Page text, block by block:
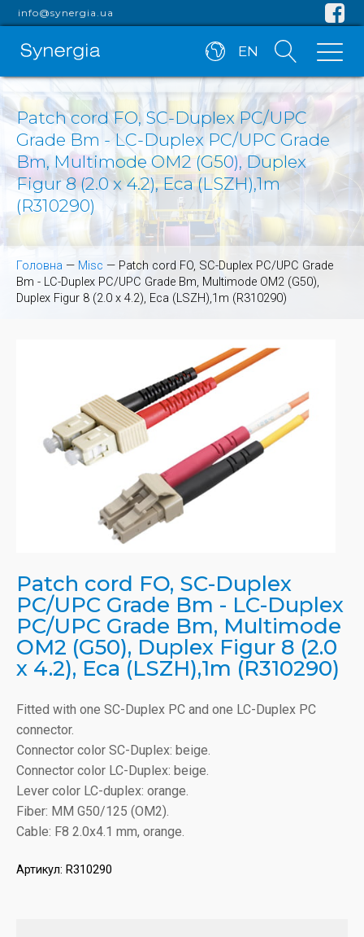
info@synergia.ua
EN
Patch cord FO, SC-Duplex PC/UPC
Grade Bm - LC-Duplex PC/UPC Grade
Bm, Multimode OM2 (G50), Duplex
Figur 8 (2.0 x 4.2), Eca (LSZH),1m
(R310290)
Головна — Misc — Patch cord FO, SC-Duplex PC/UPC Grade
Bm - LC-Duplex PC/UPC Grade Bm, Multimode OM2 (G50),
Duplex Figur 8 (2.0 x 4.2), Eca (LSZH),1m (R310290)
Patch cord FO, SC-Duplex
PC/UPC Grade Bm - LC-Duplex
PC/UPC Grade Bm, Multimode
OM2 (G50), Duplex Figur 8 (2.0
x 4.2), Eca (LSZH),1m (R310290)
Fitted with one SC-Duplex PC and one LC-Duplex PC
connector.
Connector color SC-Duplex: beige.
Connector color LC-Duplex: beige.
Lever color LC-duplex: orange.
Fiber: MM G50/125 (OM2).
Cable: F8 2.0x4.1 mm, orange.
Артикул: R310290